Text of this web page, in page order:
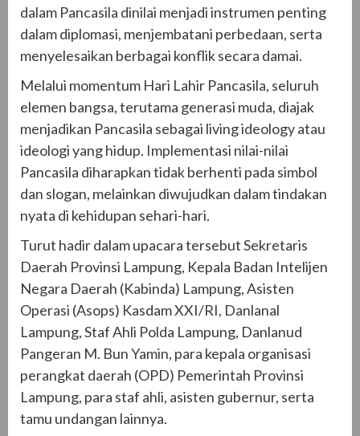
dalam Pancasila dinilai menjadi instrumen penting
dalam diplomasi, menjembatani perbedaan, serta
menyelesaikan berbagai konflik secara damai.
Melalui momentum Hari Lahir Pancasila, seluruh
elemen bangsa, terutama generasi muda, diajak
menjadikan Pancasila sebagai living ideology atau
ideologi yang hidup. Implementasi nilai-nilai
Pancasila diharapkan tidak berhenti pada simbol
dan slogan, melainkan diwujudkan dalam tindakan
nyata di kehidupan sehari-hari.
Turut hadir dalam upacara tersebut Sekretaris
Daerah Provinsi Lampung, Kepala Badan Intelijen
Negara Daerah (Kabinda) Lampung, Asisten
Operasi (Asops) Kasdam XXI/RI, Danlanal
Lampung, Staf Ahli Polda Lampung, Danlanud
Pangeran M. Bun Yamin, para kepala organisasi
perangkat daerah (OPD) Pemerintah Provinsi
Lampung, para staf ahli, asisten gubernur, serta
tamu undangan lainnya.